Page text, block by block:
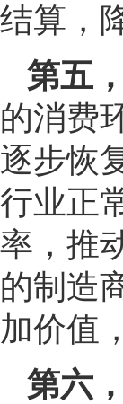
结算，
第五
的消费
逐步恢
行业正
率，推
的制造
加价值
第六